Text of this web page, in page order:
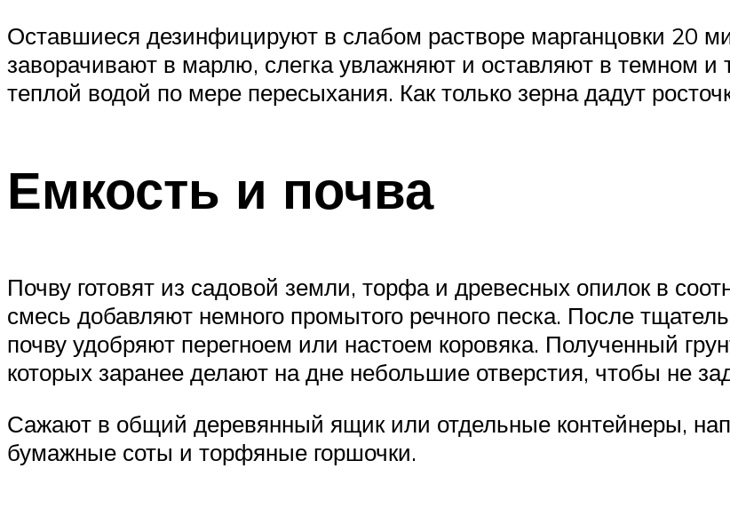
Оставшиеся дезинфицируют в слабом растворе марганцовки 20
заворачивают в марлю, слегка увлажняют и оставляют в темном
теплой водой по мере пересыхания. Как только зерна дадут
Емкость и почва
Почву готовят из садовой земли, торфа и древесных опилок в
смесь добавляют немного промытого речного песка. После
почву удобряют перегноем или настоем коровяка. Полученный
которых заранее делают на дне небольшие отверстия, чтобы не
Сажают в общий деревянный ящик или отдельные контейнеры,
бумажные соты и торфяные горшочки.